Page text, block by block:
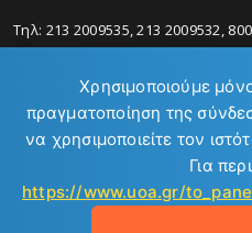
Τηλ: 213 2009535, 213 2009532,
Copyright © 2026
Χρησιμοποιούμε
πραγματοποίηση της
να χρησιμοποιείτε τον
Για
https://www.uoa.gr/